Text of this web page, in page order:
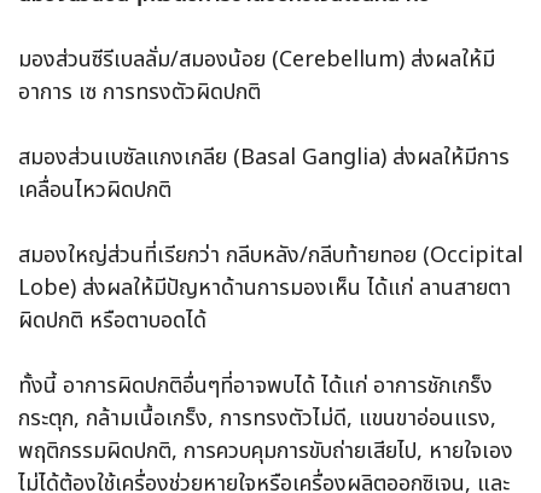
มองส่วนซีรีเบลลั่ม/สมองน้อย (Cerebellum) ส่งผลให้มี
อาการ เซ การทรงตัวผิดปกติ
สมองส่วนเบซัลแกงเกลีย (Basal Ganglia) ส่งผลให้มีการ
เคลื่อนไหวผิดปกติ
สมองใหญ่ส่วนที่เรียกว่า กลีบหลัง/กลีบท้ายทอย (Occipital
Lobe) ส่งผลให้มีปัญหาด้านการมองเห็น ได้แก่ ลานสายตา
ผิดปกติ หรือตาบอดได้
ทั้งนี้ อาการผิดปกติอื่นๆที่อาจพบได้ ได้แก่ อาการชักเกร็ง
กระตุก, กล้ามเนื้อเกร็ง, การทรงตัวไม่ดี, แขนขาอ่อนแรง,
พฤติกรรมผิดปกติ, การควบคุมการขับถ่ายเสียไป, หายใจเอง
ไม่ได้ต้องใช้เครื่องช่วยหายใจหรือเครื่องผลิตออกซิเจน, และ